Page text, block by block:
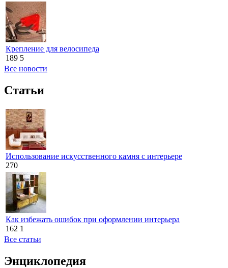
Крепление для велосипеда
189 5
Все новости
Статьи
Использование искусственного камня с интерьере
270
Как избежать ошибок при оформлении интерьера
162 1
Все статьи
Энциклопедия